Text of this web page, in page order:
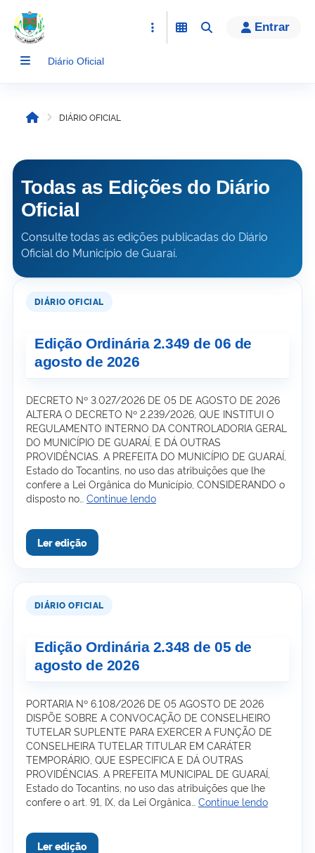
conteúdo
Entrar
Diário Oficial
InícioDIÁRIO OFICIAL
Todas as Edições do Diário
Oficial
Edição Ordinária 2.349 de 06 de
agosto de 2026
DECRETO Nº 3.027/2026 DE 05 DE AGOSTO DE 2026
ALTERA O DECRETO Nº 2.239/2026, QUE INSTITUI O
REGULAMENTO INTERNO DA CONTROLADORIA GERAL
DO MUNICÍPIO DE GUARAÍ, E DÁ OUTRAS
PROVIDÊNCIAS. A PREFEITA DO MUNICÍPIO DE GUARAÍ,
Estado do Tocantins, no uso das atribuições que lhe
confere a Lei Orgânica do Município, CONSIDERANDO o
disposto no… Continue lendoEdição
de
agosto
Edição Ordinária 2.348 de 05 de
agosto de 2026
PORTARIA Nº 6.108/2026 DE 05 AGOSTO DE 2026
DISPÕE SOBRE A CONVOCAÇÃO DE CONSELHEIRO
TUTELAR SUPLENTE PARA EXERCER A FUNÇÃO DE
CONSELHEIRA TUTELAR TITULAR EM CARÁTER
TEMPORÁRIO, QUE ESPECIFICA E DÁ OUTRAS
PROVIDÊNCIAS. A PREFEITA MUNICIPAL DE GUARAÍ,
Estado do Tocantins, no uso das atribuições que lhe
confere o art. 91, IX, da Lei Orgânica… Continue lendoEdição